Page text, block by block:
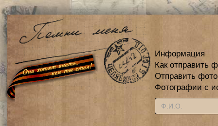
Информация
Как отправить
Отправить
Фотографии с